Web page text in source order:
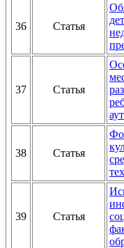
36 Статья
37 Статья
38 Статья
39 Статья